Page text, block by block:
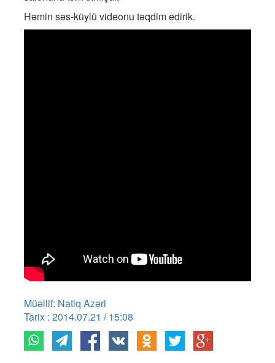
Həmin səs-küylü videonu təqdim edirik.
Müəllif: Natiq Azəri
Tarix : 2014.07.21 / 15:08